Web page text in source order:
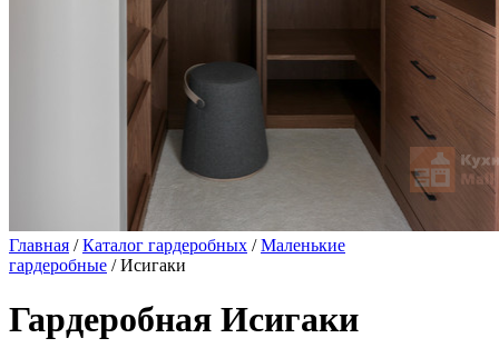
Главная /Каталог гардеробных /Маленькие
гардеробные / Исигаки
Гардеробная Исигаки